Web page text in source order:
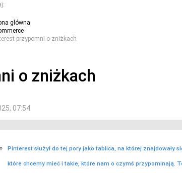
główna
przypomni o zniżkach
o zniżkach
07:54
Pinterest służył do tej pory jako tablica, na której znajdowały
które chcemy mieć i takie, które nam o czymś przypominają.